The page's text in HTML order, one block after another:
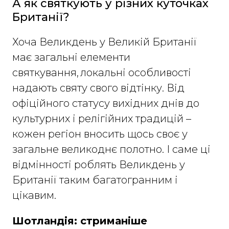
А як святкують у різних куточках
Британії?
Хоча Великдень у Великій Британії
має загальні елементи
святкування, локальні особливості
надають святу свого відтінку. Від
офіційного статусу вихідних днів до
культурних і релігійних традицій –
кожен регіон вносить щось своє у
загальне великоднє полотно. І саме ці
відмінності роблять Великдень у
Британії таким багатогранним і
цікавим.
Шотландія: стриманіше